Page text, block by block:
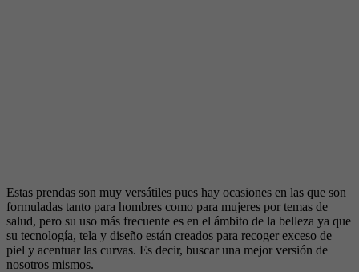
Estas prendas son muy versátiles pues hay ocasiones en las que son
formuladas tanto para hombres como para mujeres por temas de
salud, pero su uso más frecuente es en el ámbito de la belleza ya que
su tecnología, tela y diseño están creados para recoger exceso de
piel y acentuar las curvas. Es decir, buscar una mejor versión de
nosotros mismos.